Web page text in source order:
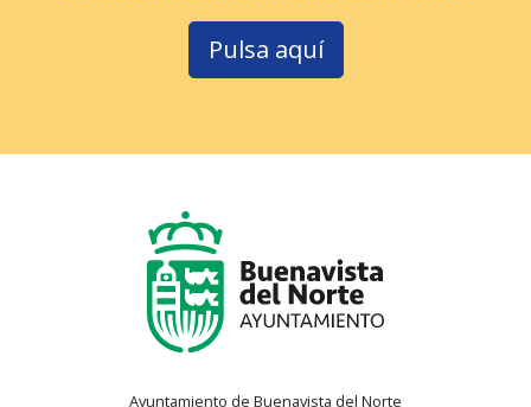
Pulsa aquí
Ayuntamiento de Buenavista del Norte